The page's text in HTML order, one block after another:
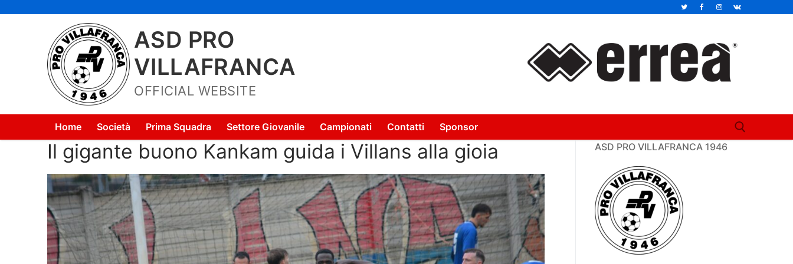
ASD PRO
VILLAFRANCA
OFFICIAL WEBSITE
Home Società Prima Squadra Settore Giovanile Campionati Contatti Sponsor
Il gigante buono Kankam guida i Villans alla gioia ASD PRO VILLAFRANCA 1946